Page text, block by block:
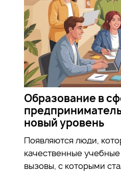
Образование в
новый уровень
Появляются люди,
качественные
вызовы, с которыми